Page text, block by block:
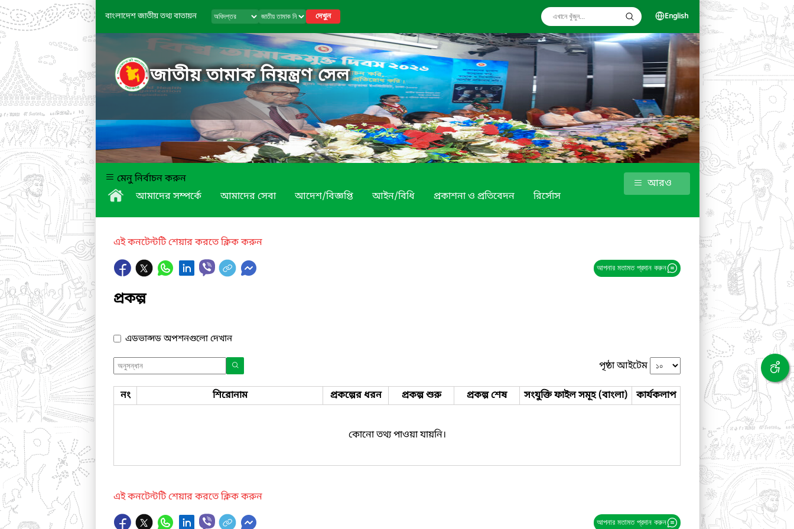
বাংলাদেশ জাতীয় তথ্য বাতায়ন দেখুন English
জাতীয় তামাক নিয়ন্ত্রণ সেল
মেনু নির্বাচন করুন
আমাদের সম্পর্কে
আমাদের সেবা আদেশ/বিজ্ঞপ্তি আইন/বিধি প্রকাশনা ও প্রতিবেদন রির্সোস
আরও
এই কনটেন্টটি শেয়ার করতে ক্লিক করুন
আপনার মতামত প্রদান করুন
প্রকল্প
এডভান্সড অপশনগুলো দেখান
পৃষ্ঠা আইটেম
নং শিরোনাম প্রকল্পের ধরন প্রকল্প শুরু প্রকল্প শেষ সংযুক্তি ফাইল সমূহ (বাংলা) কার্যকলাপ
কোনো তথ্য পাওয়া যায়নি।
এই কনটেন্টটি শেয়ার করতে ক্লিক করুন
আপনার মতামত প্রদান করুন